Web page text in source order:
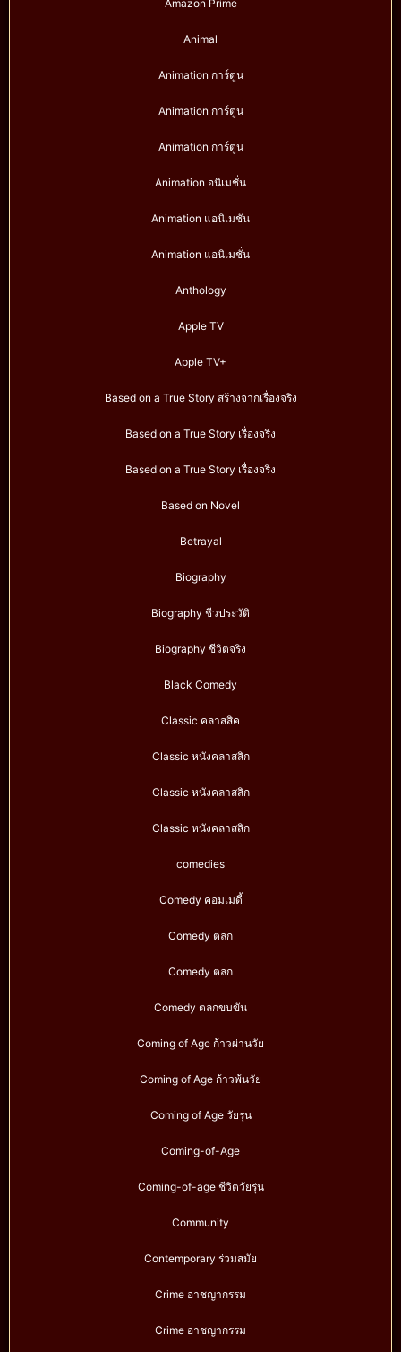
Amazon Prime
Animal
Animation การ์ตูน
Animation การ์ตูน
Animation การ์ตูน
Animation อนิเมชั่น
Animation แอนิเมชัน
Animation แอนิเมชั่น
Anthology
Apple TV
Apple TV+
Based on a True Story สร้างจากเรื่องจริง
Based on a True Story เรื่องจริง
Based on a True Story เรื่องจริง
Based on Novel
Betrayal
Biography
Biography ชีวประวัติ
Biography ชีวิตจริง
Black Comedy
Classic คลาสสิค
Classic หนังคลาสสิก
Classic หนังคลาสสิก
Classic หนังคลาสสิก
comedies
Comedy คอมเมดี้
Comedy ตลก
Comedy ตลก
Comedy ตลกขบขัน
Coming of Age ก้าวผ่านวัย
Coming of Age ก้าวพ้นวัย
Coming of Age วัยรุ่น
Coming-of-Age
Coming-of-age ชีวิตวัยรุ่น
Community
Contemporary ร่วมสมัย
Crime อาชญากรรม
Crime อาชญากรรม